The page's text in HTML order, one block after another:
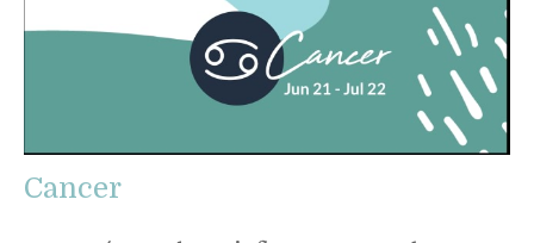
Cancer